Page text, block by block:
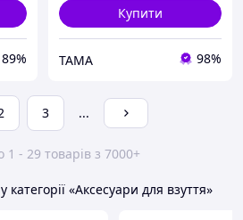
89%
Купити
TAMA 98%
3 ...
1 - 29 товарів з 7000+
у категорії «Аксесуари для взуття»